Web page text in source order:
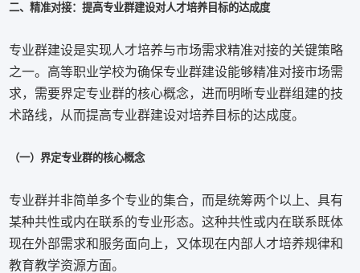
二、精准对接：提高专业群建设对人才培养目标的达成度
专业群建设是实现人才培养与市场需求精准对接的关键策略
之一。高等职业学校为确保专业群建设能够精准对接市场需
求，需要界定专业群的核心概念，进而明晰专业群组建的技
术路线，从而提高专业群建设对培养目标的达成度。
（一）界定专业群的核心概念
专业群并非简单多个专业的集合，而是统筹两个以上、具有
某种共性或内在联系的专业形态。这种共性或内在联系既体
现在外部需求和服务面向上，又体现在内部人才培养规律和
教育教学资源方面。